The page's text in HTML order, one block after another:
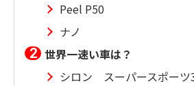
Peel P50
ナノ
世界一速い車は？
シロン スーパースポーツ